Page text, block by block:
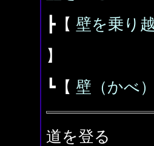
┣【 壁を乗り
】
┗【 壁（かべ）
道を登る